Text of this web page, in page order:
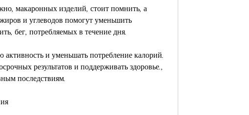
макаронных изделий, стоит помнить, а
и углеводов помогут уменьшить
бег, потребляемых в течение дня.
и уменьшать потребление калорий.
результатов и поддерживать здоровье.,
последствиям.